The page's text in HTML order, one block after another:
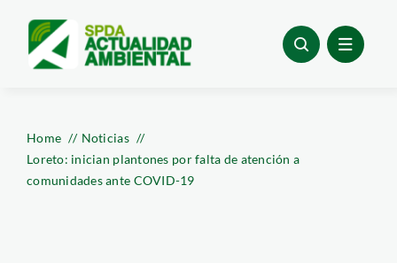
content
Home
Noticias
Loreto: inician plantones por falta de atención a
comunidades ante COVID-19